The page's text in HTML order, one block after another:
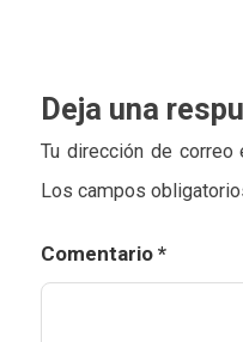
Deja una
Tu dirección de correo
Los campos
Comentario *